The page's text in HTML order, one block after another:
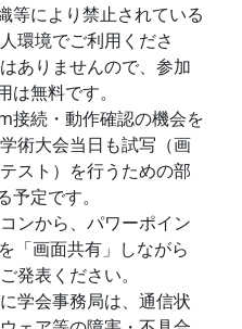
等により禁止されている
環境でご利用くださ
ありませんので、参加
無料です。
接続・動作確認の機会を
術大会当日も試写（画
スト）を行うための部
定です。
ンから、パワーポイン
「画面共有」しながら
発表ください。
学会事務局は、通信状